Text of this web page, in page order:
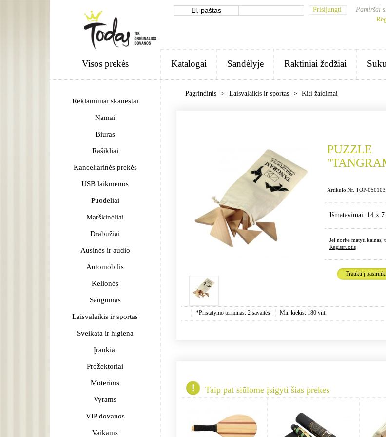
Prisijungti
Pamiršai
Visos prekės Katalogai Sandėlyje Raktiniai žodžiai
Reklaminiai skanėstai
Namai
Biuras
Rašikliai
Kanceliarinės prekės
USB laikmenos
Puodeliai
Marškinėliai
Drabužiai
Ausinės ir audio
Automobilis
Kelionės
Saugumas
Laisvalaikis ir sportas
Sveikata ir higiena
Įrankiai
Prožektoriai
Moterims
Vyrams
VIP dovanos
Vaikams
Pagrindinis > Laisvalaikis ir sportas > Kiti žaidimai
PUZZLE
Artikulo Nr. TOP-
Išmatavimai: 14 x
Jei norite matyti kainas,
Registruotis
Traukti į
*Pristatymo terminas: 2 savaitės Min kiekis: 180 vnt.
Taip pat siūlome įsigyti šias prekes